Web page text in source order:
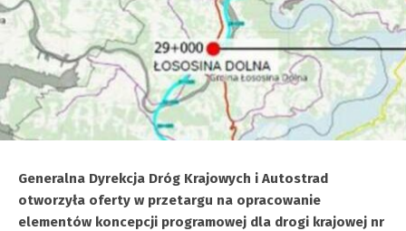
Generalna Dyrekcja Dróg Krajowych i Autostrad
otworzyła oferty w przetargu na opracowanie
elementów koncepcji programowej dla drogi krajowej nr